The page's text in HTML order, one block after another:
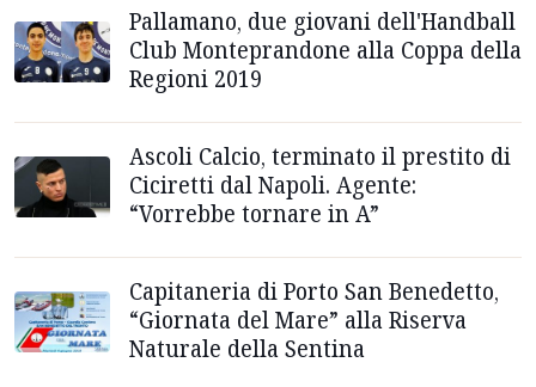
Pallamano, due giovani dell'Handball
Club Monteprandone alla Coppa della
Regioni 2019
Ascoli Calcio, terminato il prestito di
Ciciretti dal Napoli. Agente:
“Vorrebbe tornare in A”
Capitaneria di Porto San Benedetto,
“Giornata del Mare” alla Riserva
Naturale della Sentina